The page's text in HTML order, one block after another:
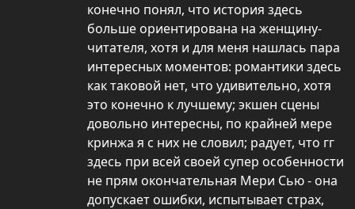
конечно понял, что история здесь
больше ориентирована на женщину-
читателя, хотя и для меня нашлась пара
интересных моментов: романтики здесь
как таковой нет, что удивительно, хотя
это конечно к лучшему; экшен сцены
довольно интересны, по крайней мере
кринжа я с них не словил; радует, что гг
здесь при всей своей супер особенности
не прям окончательная Мери Сью - она
допускает ошибки, испытывает страх,